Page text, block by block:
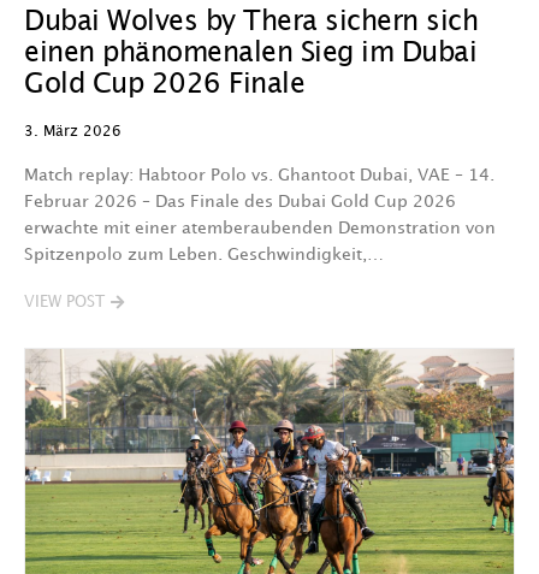
Dubai Wolves by Thera sichern sich
einen phänomenalen Sieg im Dubai
Gold Cup 2026 Finale
3. März 2026
Match replay: Habtoor Polo vs. Ghantoot Dubai, VAE – 14.
Februar 2026 – Das Finale des Dubai Gold Cup 2026
erwachte mit einer atemberaubenden Demonstration von
Spitzenpolo zum Leben. Geschwindigkeit,…
VIEW POST